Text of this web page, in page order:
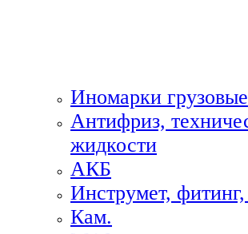
Иномарки грузовые
Антифриз,
жидкости
АКБ
Инструмет,
Кам.